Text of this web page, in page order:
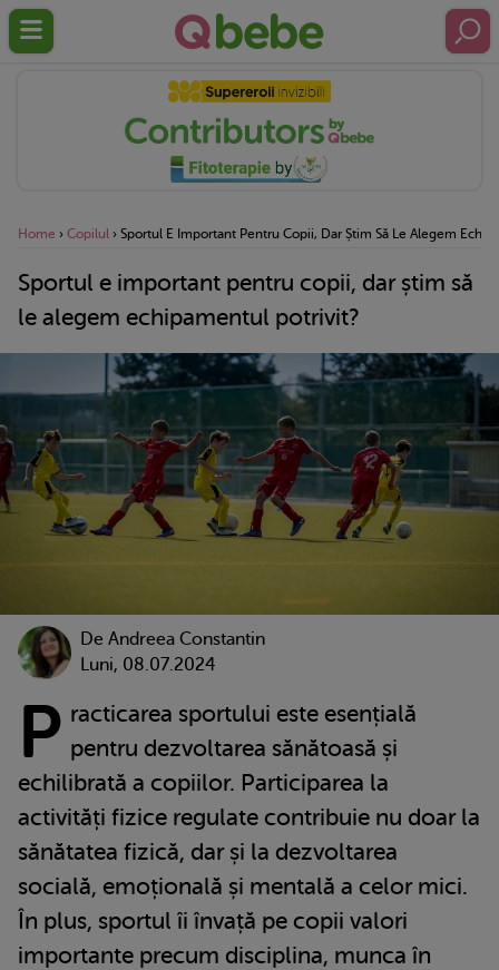
Home › Copilul › Sportul E Important Pentru Copii, Dar Știm Să Le Alegem
Sportul e important pentru copii, dar știm să
le alegem echipamentul potrivit?
De Andreea Constantin
Luni, 08.07.2024
P racticarea sportului este esențială
pentru dezvoltarea sănătoasă și
echilibrată a copiilor. Participarea la
activități fizice regulate contribuie nu doar la
sănătatea fizică, dar și la dezvoltarea
socială, emoțională și mentală a celor mici.
În plus, sportul îi învață pe copii valori
importante precum disciplina, munca în